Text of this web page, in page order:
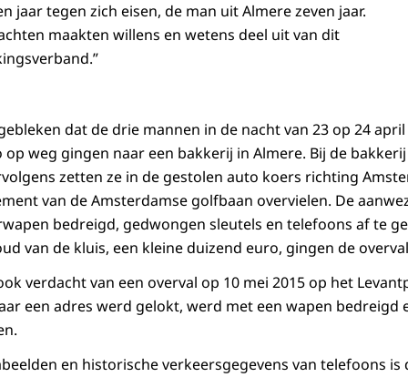
jaar tegen zich eisen, de man uit Almere zeven jaar.
maakten willens en wetens deel uit van dit
dat de drie mannen in de nacht van 23 op 24
weg gingen naar een bakkerij in Almere. Bij de
zetten ze in de gestolen auto koers richting
van de Amsterdamse golfbaan overvielen. De
bedreigd, gedwongen sleutels en telefoons af te
van de kluis, een kleine duizend euro, gingen de
verdacht van een overval op 10 mei 2015 op het
een adres werd gelokt, werd met een wapen bedreigd
en historische verkeersgegevens van telefoons is